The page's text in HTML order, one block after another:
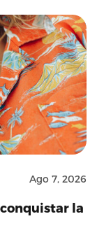
Ago 7, 2026
la